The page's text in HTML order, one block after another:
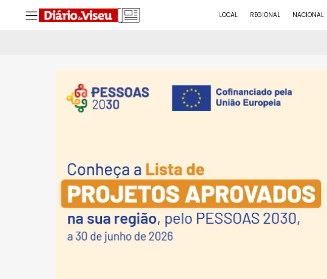
LOCAL REGIONAL NACIONAL